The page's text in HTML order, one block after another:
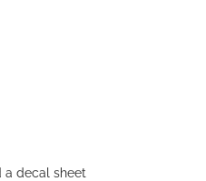
a decal sheet